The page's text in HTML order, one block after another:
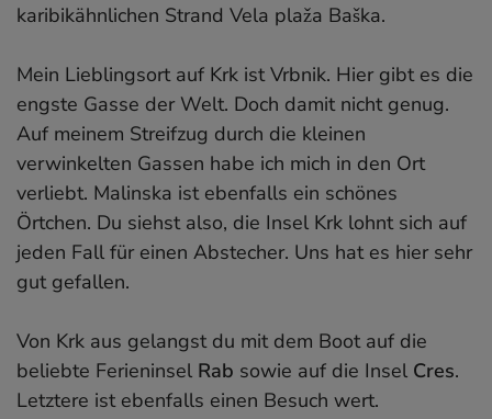
karibikähnlichen Strand Vela plaža Baška.
Mein Lieblingsort auf Krk ist Vrbnik. Hier gibt es die
engste Gasse der Welt. Doch damit nicht genug.
Auf meinem Streifzug durch die kleinen
verwinkelten Gassen habe ich mich in den Ort
verliebt. Malinska ist ebenfalls ein schönes
Örtchen. Du siehst also, die Insel Krk lohnt sich auf
jeden Fall für einen Abstecher. Uns hat es hier sehr
gut gefallen.
Von Krk aus gelangst du mit dem Boot auf die
beliebte Ferieninsel Rab sowie auf die Insel Cres.
Letztere ist ebenfalls einen Besuch wert.